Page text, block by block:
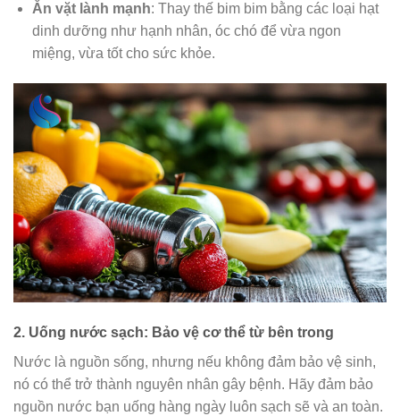
Ăn vặt lành mạnh: Thay thế bim bim bằng các loại hạt
dinh dưỡng như hạnh nhân, óc chó để vừa ngon
miệng, vừa tốt cho sức khỏe.
2. Uống nước sạch: Bảo vệ cơ thể từ bên trong
Nước là nguồn sống, nhưng nếu không đảm bảo vệ sinh,
nó có thể trở thành nguyên nhân gây bệnh. Hãy đảm bảo
nguồn nước bạn uống hàng ngày luôn sạch sẽ và an toàn.